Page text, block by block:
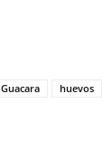
Guacara
huevos